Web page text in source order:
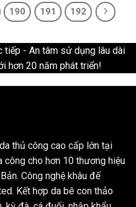
190 191 192
tiếp - An tâm sử dụng lâu dài
hơn 20 năm phát triển!
thủ công cao cấp lớn tại
công cho hơn 10 thương hiệu
Công nghệ khâu đế
Kết hợp da bê con thảo